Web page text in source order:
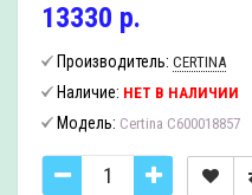
13330 р.
Производитель: CERTINA
Наличие: НЕТ В НАЛИЧИИ
Модель: Certina C600018857